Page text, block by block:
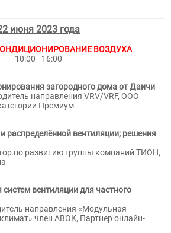
июня 2023 года
ВОЗДУХА
10:00 - 16:00
загородного дома от Даичи
направления VRV/VRF, ООО
Премиум
распределённой вентиляции; решения
по развитию группы компаний ТИОН,
вентиляции для частного
направления «Модульная
член АВОК, Партнер онлайн-